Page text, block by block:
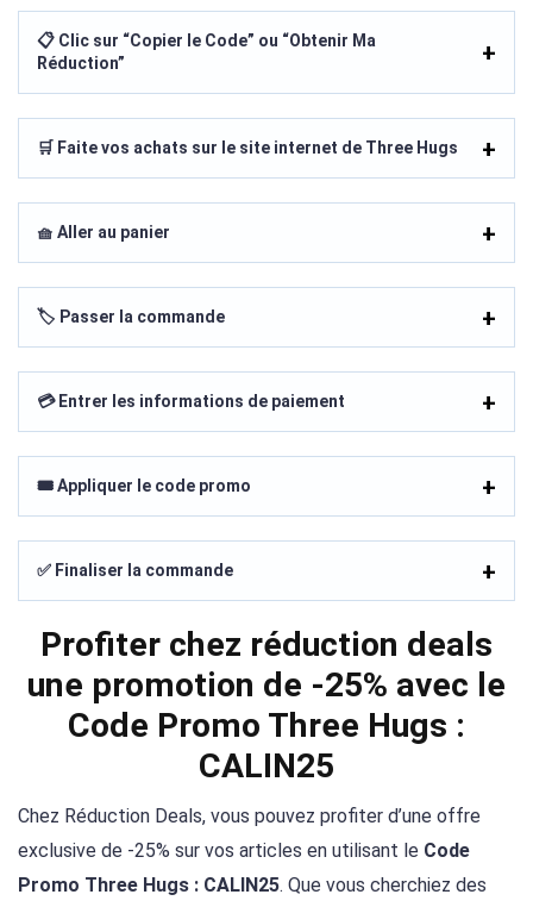
📋 Clic sur “Copier le Code” ou “Obtenir Ma
Réduction”
🛒 Faite vos achats sur le site internet de Three Hugs
🧺 Aller au panier
🏷️ Passer la commande
💳 Entrer les informations de paiement
🎟️ Appliquer le code promo
✅ Finaliser la commande
Profiter chez réduction deals
une promotion de -25% avec le
Code Promo Three Hugs :
CALIN25
Chez Réduction Deals, vous pouvez profiter d’une offre
exclusive de -25% sur vos articles en utilisant le Code
Promo Three Hugs : CALIN25. Que vous cherchiez des